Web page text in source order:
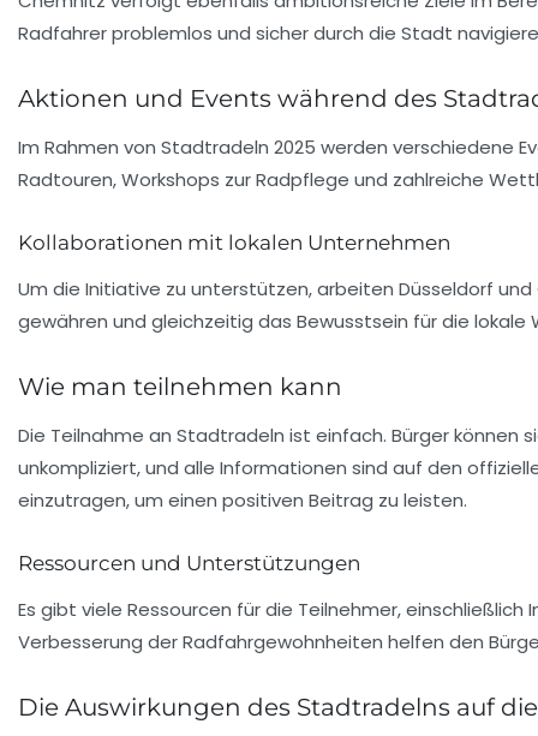
Radfahrer problemlos und sicher durch die Stadt
Aktionen und Events während des
Im Rahmen von Stadtradeln 2025 werden verschiedene
Radtouren, Workshops zur Radpflege und zahlreiche
Kollaborationen mit lokalen Unternehmen
Um die Initiative zu unterstützen, arbeiten Düsseldorf
gewähren und gleichzeitig das Bewusstsein für die lokale
Wie man teilnehmen kann
Die Teilnahme an Stadtradeln ist einfach. Bürger können
unkompliziert, und alle Informationen sind auf den
einzutragen, um einen positiven Beitrag zu leisten.
Ressourcen und Unterstützungen
Es gibt viele Ressourcen für die Teilnehmer,
Verbesserung der Radfahrgewohnheiten helfen den
Die Auswirkungen des Stadtradelns auf